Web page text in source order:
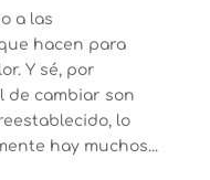
a las
hacen para
Y sé, por
de cambiar son
lo
hay muchos...